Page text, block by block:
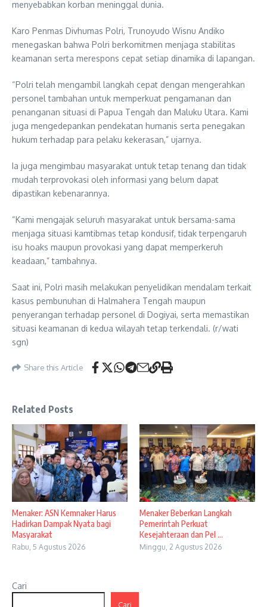
menyebabkan korban meninggal dunia.
Karo Penmas Divhumas Polri, Trunoyudo Wisnu Andiko
menegaskan bahwa Polri berkomitmen menjaga stabilitas
keamanan serta merespons cepat setiap dinamika di lapangan.
“Polri telah mengambil langkah cepat dengan mengerahkan
personel tambahan untuk memperkuat pengamanan dan
penanganan situasi di Papua Tengah dan Maluku Utara. Kami
juga mengedepankan pendekatan humanis serta penegakan
hukum terhadap para pelaku kekerasan,” ujarnya.
Ia juga mengimbau masyarakat untuk tetap tenang dan tidak
mudah terprovokasi oleh informasi yang belum dapat
dipastikan kebenarannya.
“Kami mengajak seluruh masyarakat untuk bersama-sama
menjaga situasi kamtibmas tetap kondusif, tidak terpengaruh
isu hoaks maupun provokasi yang dapat memperkeruh
keadaan,” tambahnya.
Saat ini, Polri masih melakukan penyelidikan mendalam terkait
kasus pembunuhan di Halmahera Tengah maupun
penyerangan terhadap personel di Dogiyai, serta memastikan
situasi keamanan di kedua wilayah tetap terkendali. (r/wati
sgn)
Share this Article
Related Posts
Menaker: ASN Kemnaker Harus
Hadirkan Dampak Nyata bagi
Masyarakat
Rabu, 5 Agustus 2026
Menaker Beberkan Langkah
Pemerintah Perkuat
Kesejahteraan dan Pel ...
Minggu, 2 Agustus 2026
Cari
Cari